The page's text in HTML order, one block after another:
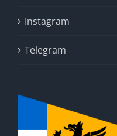
Instagram
Telegram